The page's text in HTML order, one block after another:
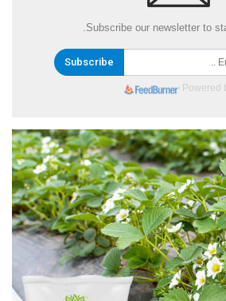
Subscribe our newsletter to
Subscribe
Powered